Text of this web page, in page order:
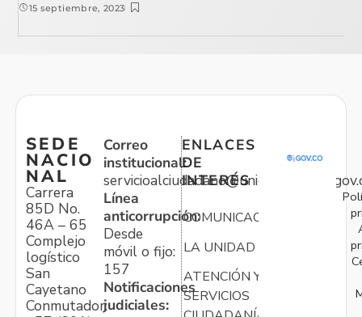
15 septiembre, 2023
SEDE
NACIO
NAL
Carrera
85D No.
46A – 65
Complejo
logístico
San
Cayetano
Conmutador:
Correo
institucional:
Línea
anticorrupción:
Desde
móvil o fijo:
157
Notificaciones
judiciales:
ENLACES
DE
INTERÉS
COMUNICACIONES
LA UNIDAD
ATENCIÓN Y
SERVICIOS